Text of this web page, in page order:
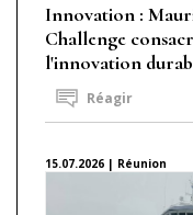
Innovation :
Challenge
l'innovation
Réagir
15.07.2026 | Réunion